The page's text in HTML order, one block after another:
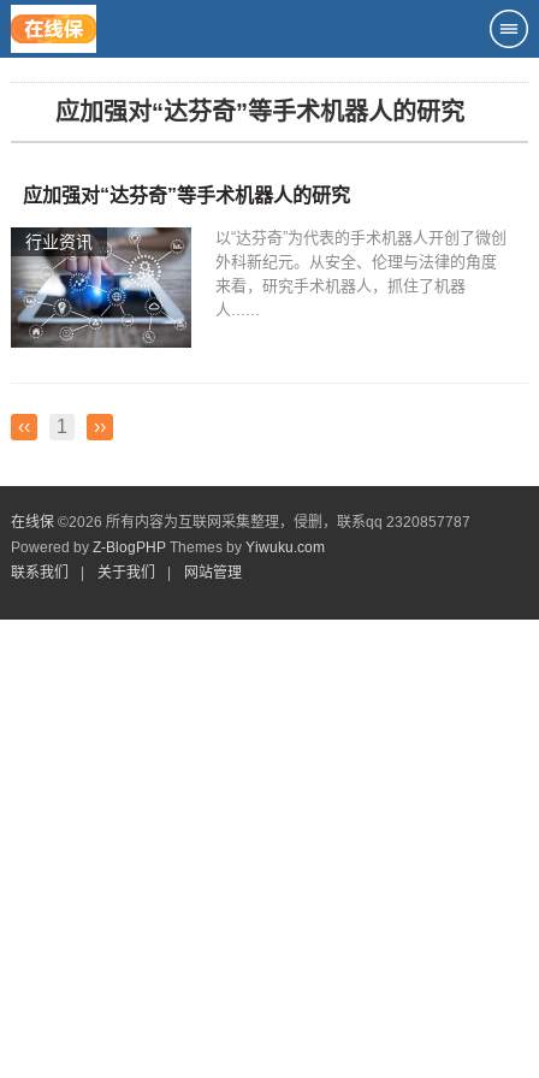
应加强对“达芬奇”等手术机器人的研究
行业资讯
应加强对“达芬奇”等手术机器人的研究
以“达芬奇”为代表的手术机器人开创了微创
外科新纪元。从安全、伦理与法律的角度
来看，研究手术机器人，抓住了机器
人......
‹‹ 1 ››
在线保©2026 所有内容为互联网采集整理，侵删，联系qq 2320857787
Powered by Z-BlogPHPThemes by Yiwuku.com
联系我们
关于我们 网站管理